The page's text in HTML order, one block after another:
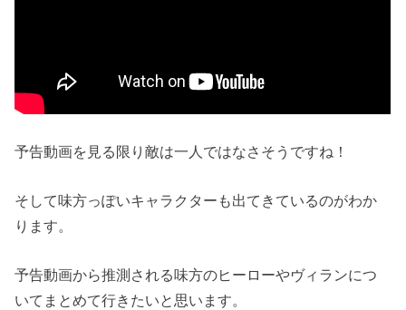
予告動画を見る限り敵は一人ではなさそうですね！
そして味方っぽいキャラクターも出てきているのがわか
ります。
予告動画から推測される味方のヒーローやヴィランにつ
いてまとめて行きたいと思います。